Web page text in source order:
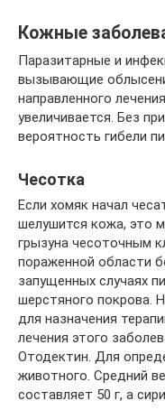
Кожные
Паразитарные и
вызывающие
направленного
увеличивается. Без
вероятность гибели
Чесотка
Если хомяк начал
шелушится кожа, это
грызуна чесоточным
пораженной области
запущенных случаях
шерстяного покрова.
для назначения
лечения этого
Отодектин. Для
животного. Средний
составляет 50 г, а